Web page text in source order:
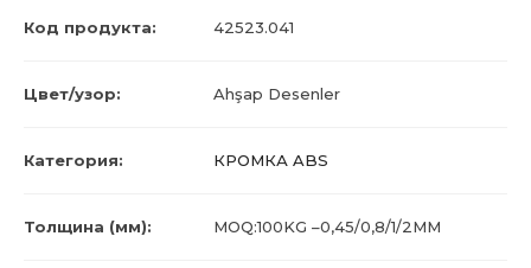
Код продукта: 42523.041
Цвет/узор: Ahşap Desenler
Категория: КРОМКА ABS
Толщина (мм): MOQ:100KG –0,45/0,8/1/2MM